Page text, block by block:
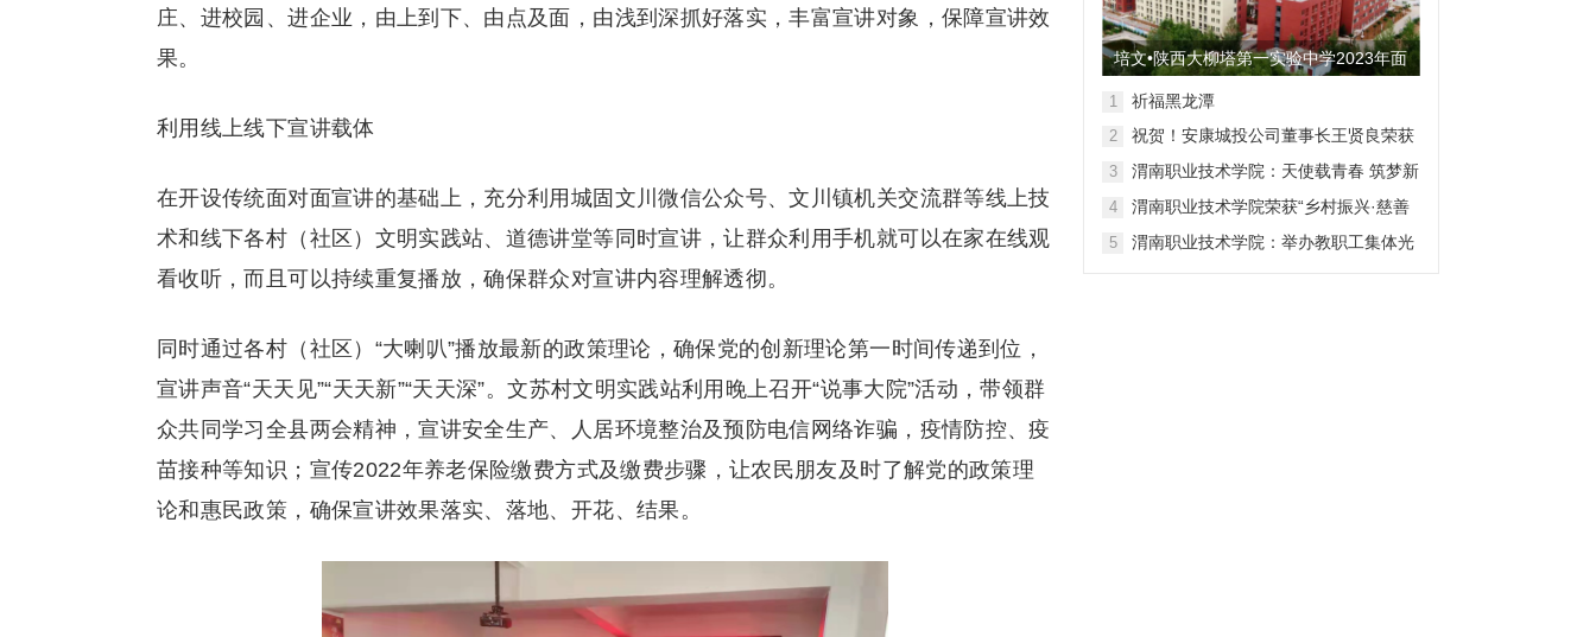
庄、进校园、进企业，由上到下、由点及面，由浅到深抓好落实，丰富宣讲对象，保障宣讲效
果。
利用线上线下宣讲载体
在开设传统面对面宣讲的基础上，充分利用城固文川微信公众号、文川镇机关交流群等线上技
术和线下各村（社区）文明实践站、道德讲堂等同时宣讲，让群众利用手机就可以在家在线观
看收听，而且可以持续重复播放，确保群众对宣讲内容理解透彻。
同时通过各村（社区）“大喇叭”播放最新的政策理论，确保党的创新理论第一时间传递到位，
宣讲声音“天天见”“天天新”“天天深”。文苏村文明实践站利用晚上召开“说事大院”活动，带领群
众共同学习全县两会精神，宣讲安全生产、人居环境整治及预防电信网络诈骗，疫情防控、疫
苗接种等知识；宣传2022年养老保险缴费方式及缴费步骤，让农民朋友及时了解党的政策理
论和惠民政策，确保宣讲效果落实、落地、开花、结果。
培文•陕西大柳塔第一实验中学2023年面
向全国招聘教师启事
1 祈福黑龙潭
2
祝贺！安康城投公司董事长王贤良荣获
3
渭南职业技术学院：天使载青春 筑梦新
4
渭南职业技术学院荣获“乡村振兴·慈善
5
渭南职业技术学院：举办教职工集体光